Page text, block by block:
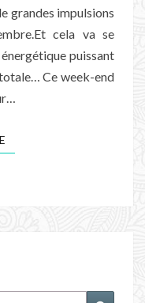
grandes impulsions
cela va se
puissant
Ce week-end
LIRE LA SUITE